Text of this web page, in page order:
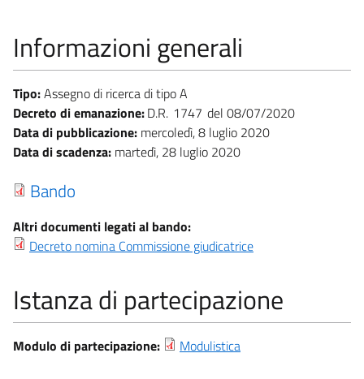
Informazioni generali
Tipo:Assegno di ricerca di tipo A
Decreto di emanazione:D.R. 1747
08/07/2020
Data di pubblicazione: mercoledì, 8 luglio 2020
Data di scadenza: martedì, 28 luglio 2020
Bando
Altri documenti legati al bando:
Decreto nomina Commissione giudicatrice
Istanza di partecipazione
Modulo di partecipazione: Modulistica